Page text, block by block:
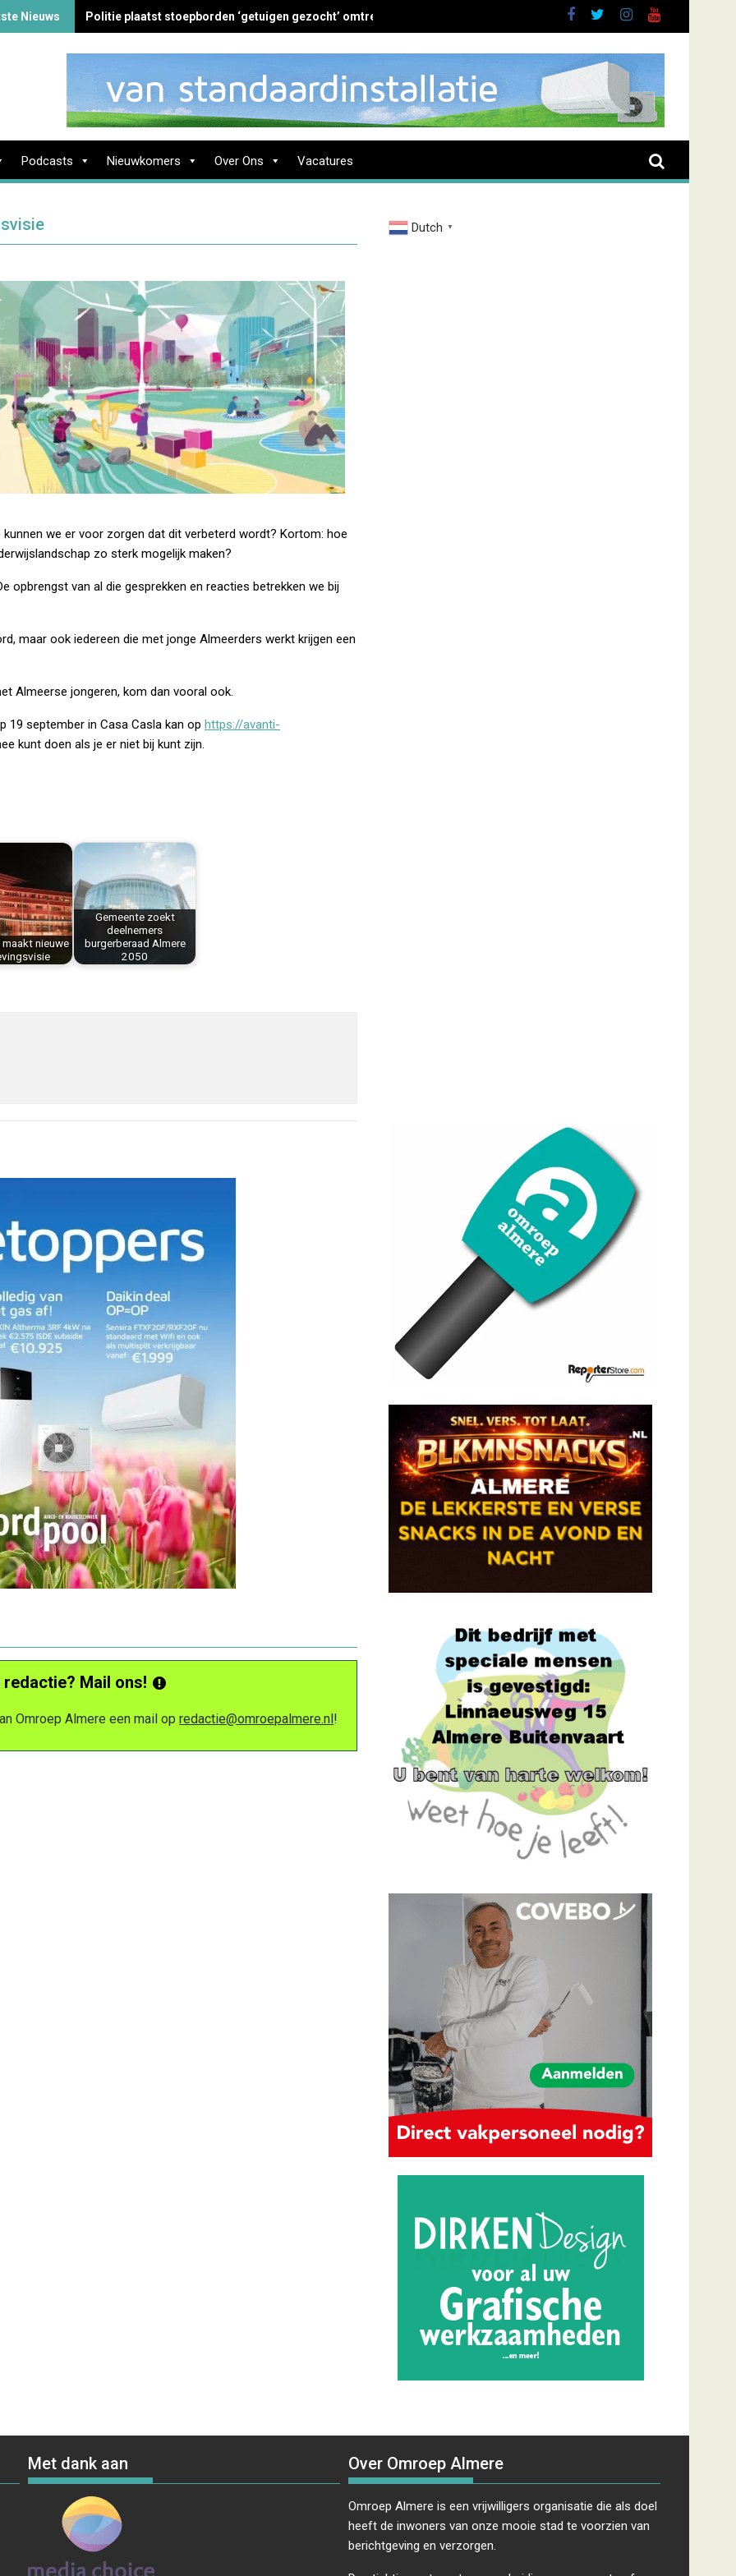
Nieuws Politie plaatst stoepborden ‘getuigen gezocht’ omtrent overval Elbastraat
Podcasts Nieuwkomers Over Ons Vacatures
kunnen we er voor zorgen dat dit verbeterd wordt? Kortom: hoe
zo sterk mogelijk maken?
opbrengst van al die gesprekken en reacties betrekken we bij
maar ook iedereen die met jonge Almeerders werkt krijgen een
Almeerse jongeren, kom dan vooral ook.
19 september in Casa Casla kan op https://avanti-
kunt doen als je er niet bij kunt zijn.
nieuwe
Gemeente zoekt
deelnemers
burgerberaad Almere
2050
Mail ons!
Omroep Almere een mail opredactie@omroepalmere.nl!
Dutch ▼
Met dank aan Over Omroep Almere
Omroep Almere is een vrijwilligers organisatie die als doel
heeft de inwoners van onze mooie stad te voorzien van
berichtgeving en verzorgen.